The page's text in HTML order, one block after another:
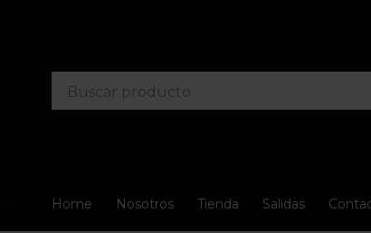
Home Nosotros Tienda Salidas